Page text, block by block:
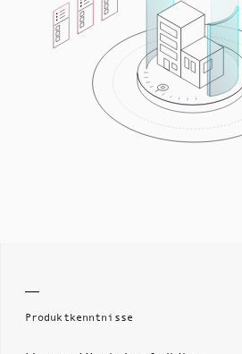
Produktkenntnisse